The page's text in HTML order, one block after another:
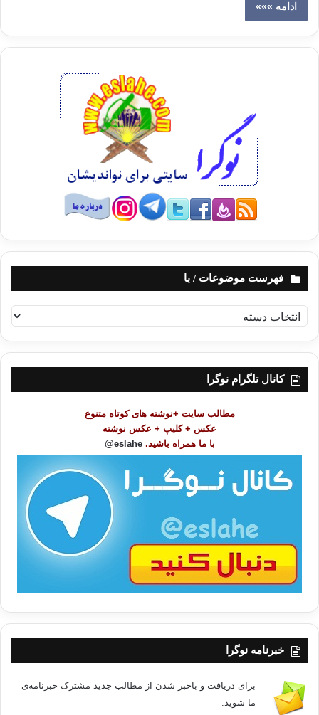
ادامه »»»
فهرست موضوعات / با
ه
ر
کانال تلگرام نوگرا
مطالب سایت +نوشته های کوتاه متنوع
عکس + کلیپ + عکس نوشته
با ما همراه باشید. eslahe@
خبرنامه نوگرا
برای دریافت و باخبر شدن از مطالب جدید مشترک خبرنامه‌ی
ما شوید.